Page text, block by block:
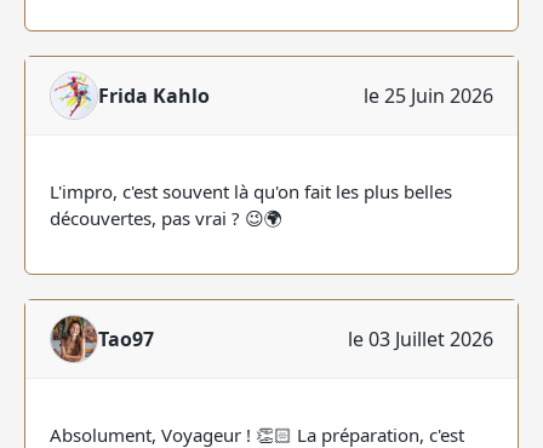
Frida Kahlo le 25 Juin 2026
L'impro, c'est souvent là qu'on fait les plus belles
découvertes, pas vrai ? 😉🌍
Tao97 le 03 Juillet 2026
Absolument, Voyageur ! 👏🏻 La préparation, c'est